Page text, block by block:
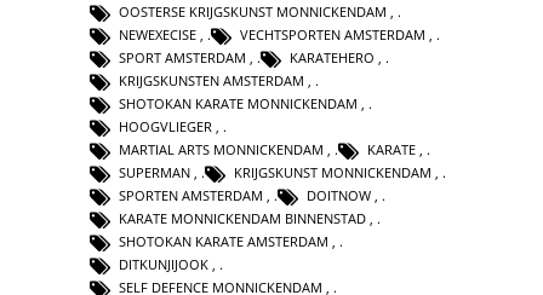
OOSTERSE KRIJGSKUNST MONNICKENDAM
NEWEXECISE
VECHTSPORTEN AMSTERDAM
SPORT AMSTERDAM
KARATEHERO
KRIJGSKUNSTEN AMSTERDAM
SHOTOKAN KARATE MONNICKENDAM
HOOGVLIEGER
MARTIAL ARTS MONNICKENDAM
KARATE
SUPERMAN , KRIJGSKUNST MONNICKENDAM ,
SPORTEN AMSTERDAM , DOITNOW ,
KARATE MONNICKENDAM BINNENSTAD ,
SHOTOKAN KARATE AMSTERDAM ,
DITKUNJIJOOK ,
SELF DEFENCE MONNICKENDAM ,